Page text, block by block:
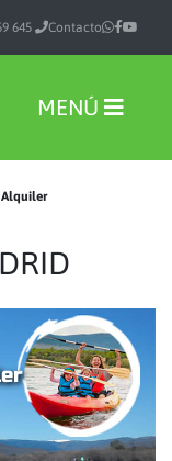
645 Contacto
MENÚ